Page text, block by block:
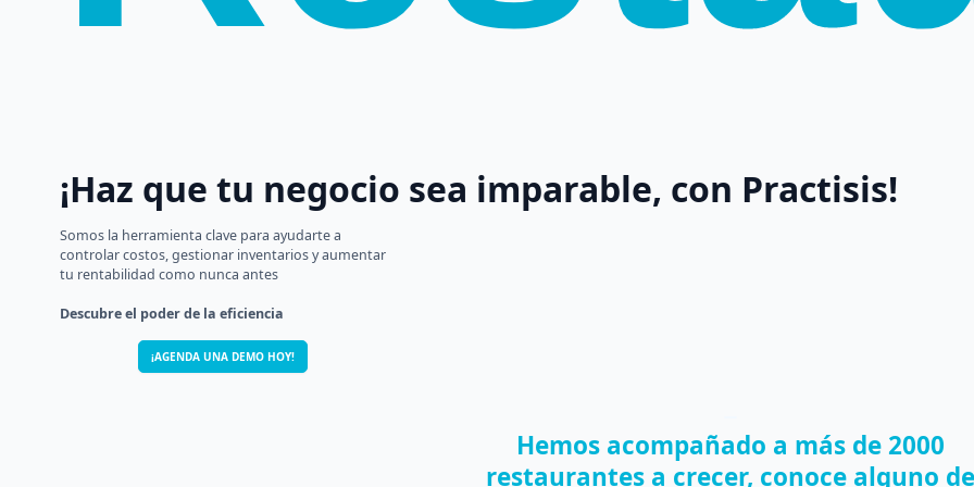
¡Haz que tu negocio sea imparable, con Practisis!
Somos la herramienta clave para ayudarte a
controlar costos, gestionar inventarios y aumentar
tu rentabilidad como nunca antes
Descubre el poder de la eficiencia
¡AGENDA UNA DEMO HOY!
Hemos acompañado a más de 2000
restaurantes a crecer, conoce alguno de